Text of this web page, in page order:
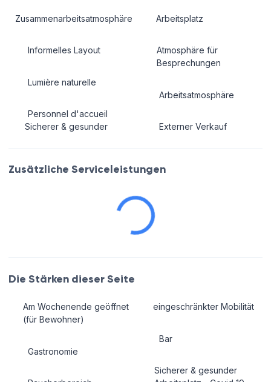
Zusammenarbeitsatmosphäre
Informelles Layout
Lumière naturelle
Personnel d'accueil
Sicherer & gesunder
Arbeitsplatz
Atmosphäre für
Besprechungen
Arbeitsatmosphäre
Externer Verkauf
Zusätzliche Serviceleistungen
Die Stärken dieser Seite
Am Wochenende geöffnet
(für Bewohner)
Gastronomie
eingeschränkter Mobilität
Bar
Sicherer & gesunder